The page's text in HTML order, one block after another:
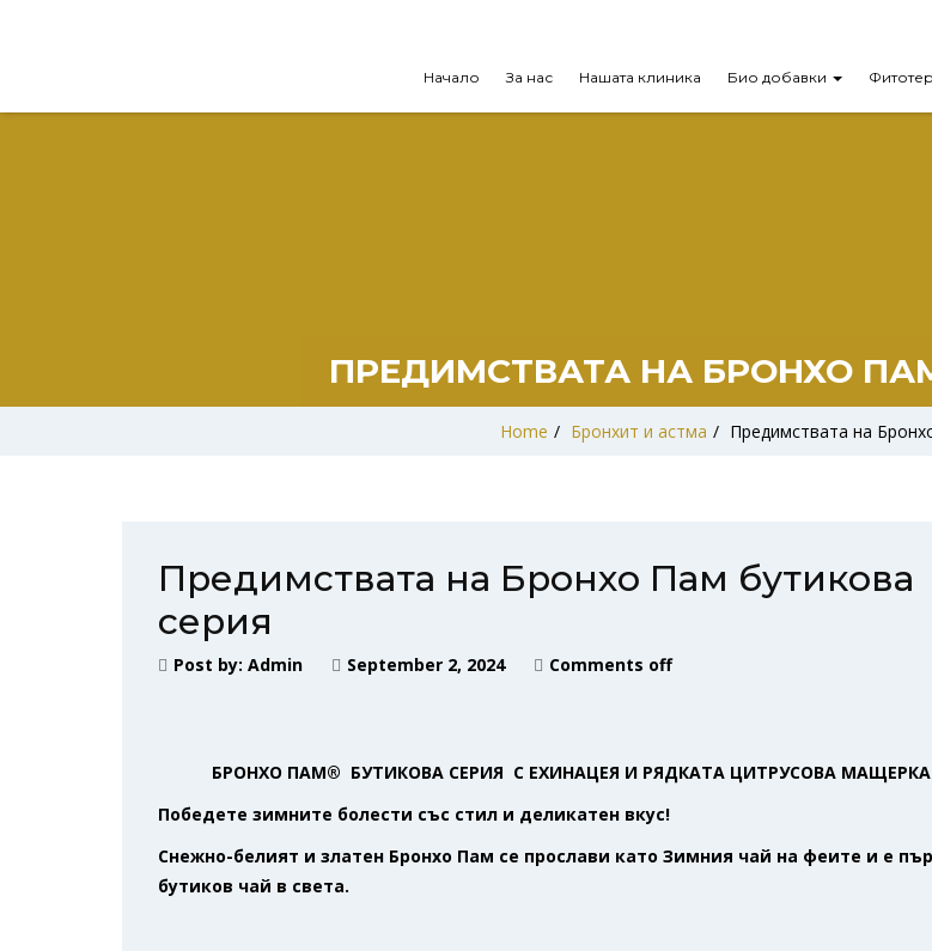
Начало За нас Нашата клиника Био добавки
ПРЕДИМСТВАТА НА БРОНХО
Home / Бронхит и астма / Предимствата на
Предимствата на Бронхо Пам бутикова
серия
Post by: Admin September 2, 2024 Comments off
БРОНХО ПАМ® БУТИКОВА СЕРИЯ С ЕХИНАЦЕЯ И РЯДКАТА ЦИТРУСОВА МАЩЕРКА
Победете зимните болести със стил и деликатен вкус!
Снежно-белият и златен Бронхо Пам се прослави като Зимния чай на феите и e
бутиков чай в света.